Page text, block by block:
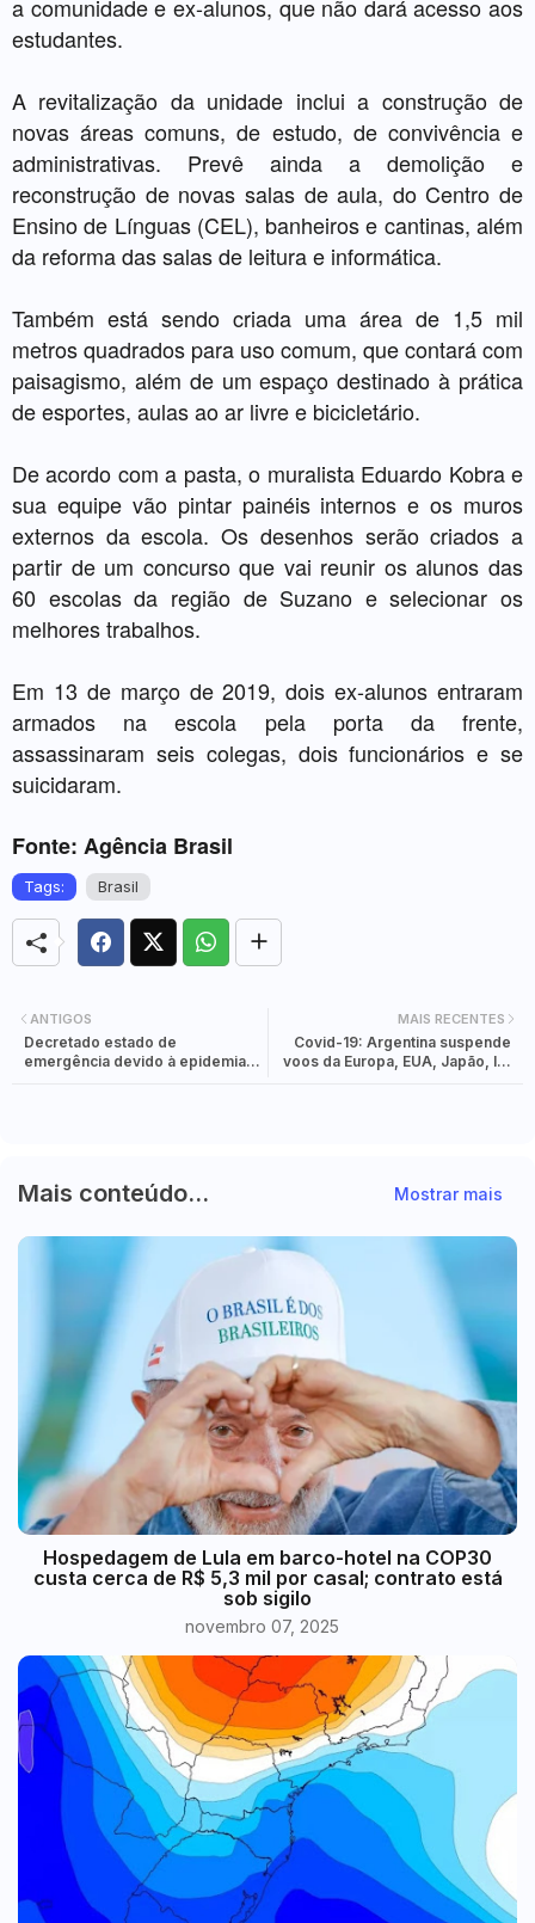
a comunidade e ex-alunos, que não dará acesso aos
estudantes.
A revitalização da unidade inclui a construção de
novas áreas comuns, de estudo, de convivência e
administrativas. Prevê ainda a demolição e
reconstrução de novas salas de aula, do Centro de
Ensino de Línguas (CEL), banheiros e cantinas, além
da reforma das salas de leitura e informática.
Também está sendo criada uma área de 1,5 mil
metros quadrados para uso comum, que contará com
paisagismo, além de um espaço destinado à prática
de esportes, aulas ao ar livre e bicicletário.
De acordo com a pasta, o muralista Eduardo Kobra e
sua equipe vão pintar painéis internos e os muros
externos da escola. Os desenhos serão criados a
partir de um concurso que vai reunir os alunos das
60 escolas da região de Suzano e selecionar os
melhores trabalhos.
Em 13 de março de 2019, dois ex-alunos entraram
armados na escola pela porta da frente,
assassinaram seis colegas, dois funcionários e se
suicidaram.
Fonte: Agência Brasil
Tags: Brasil
MAIS RECENTES
Covid-19: Argentina suspende
voos da Europa, EUA, Japão, Irã
ANTIGOS
Decretado estado de
emergência devido à epidemia
Mais conteúdo... Mostrar mais
Hospedagem de Lula em barco-hotel na COP30
custa cerca de R$ 5,3 mil por casal; contrato está
sob sigilo
novembro 07, 2025